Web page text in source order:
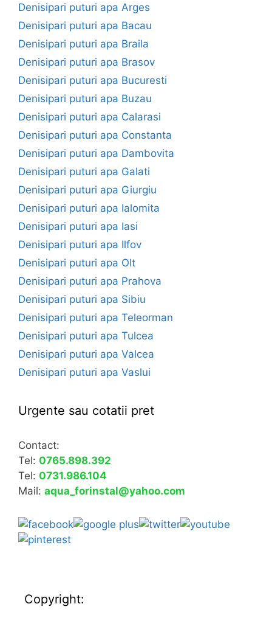
Denisipari puturi apa Arges
Denisipari puturi apa Bacau
Denisipari puturi apa Braila
Denisipari puturi apa Brasov
Denisipari puturi apa Bucuresti
Denisipari puturi apa Buzau
Denisipari puturi apa Calarasi
Denisipari puturi apa Constanta
Denisipari puturi apa Dambovita
Denisipari puturi apa Galati
Denisipari puturi apa Giurgiu
Denisipari puturi apa Ialomita
Denisipari puturi apa Iasi
Denisipari puturi apa Ilfov
Denisipari puturi apa Olt
Denisipari puturi apa Prahova
Denisipari puturi apa Sibiu
Denisipari puturi apa Teleorman
Denisipari puturi apa Tulcea
Denisipari puturi apa Valcea
Denisipari puturi apa Vaslui
Urgente sau cotatii pret
Contact:
Tel: 0765.898.392
Tel: 0731.986.104
Mail: aqua_forinstal@yahoo.com
Copyright: